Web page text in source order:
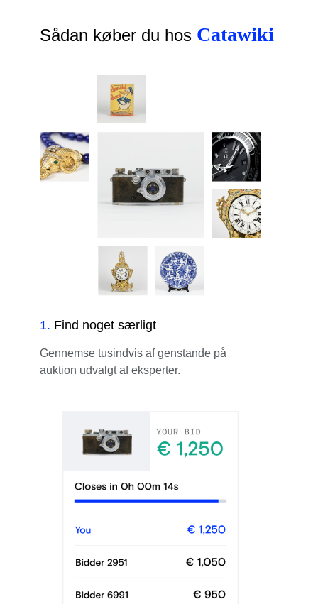
Sådan køber du hos Catawiki
1. Find noget særligt
Gennemse tusindvis af genstande på
auktion udvalgt af eksperter.